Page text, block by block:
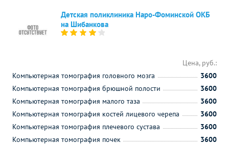
Детская поликлиника Наро-Фоминской ОКБ
на Шибанкова
Цена, руб.:
Компьютерная томография головного мозга
3600
Компьютерная томография брюшной полости
3600
Компьютерная томография малого таза
3600
Компьютерная томография костей лицевого черепа
3600
Компьютерная томография плечевого сустава
3600
Компьютерная томография почек
3600